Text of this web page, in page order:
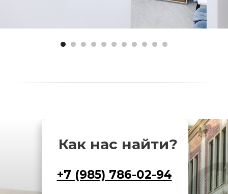
Как нас найти?
+7 (985) 786-02-94